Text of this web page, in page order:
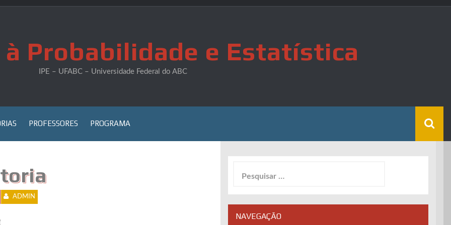
Probabilidade e Estatística
IPE – UFABC – Universidade Federal do ABC
PROFESSORES PROGRAMA
ADMIN
por:
NAVEGAÇÃO